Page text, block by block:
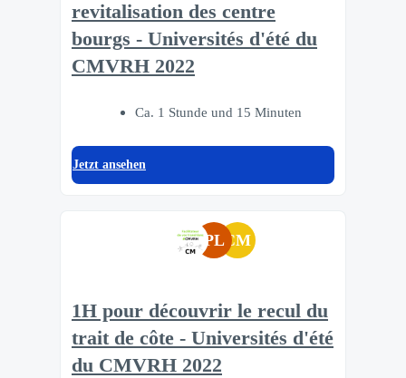
revitalisation des centre
bourgs - Universités d'été du
CMVRH 2022
Ca. 1 Stunde und 15 Minuten
Jetzt ansehen
PLCM
1H pour découvrir le recul du
trait de côte - Universités d'été
du CMVRH 2022